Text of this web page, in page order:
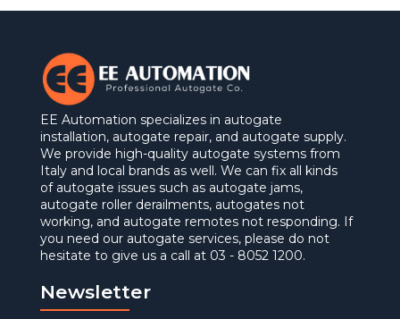
EE Automation specializes in autogate
installation, autogate repair, and autogate supply.
We provide high-quality autogate systems from
Italy and local brands as well. We can fix all kinds
of autogate issues such as autogate jams,
autogate roller derailments, autogates not
working, and autogate remotes not responding. If
you need our autogate services, please do not
hesitate to give us a call at 03 - 8052 1200.
Newsletter